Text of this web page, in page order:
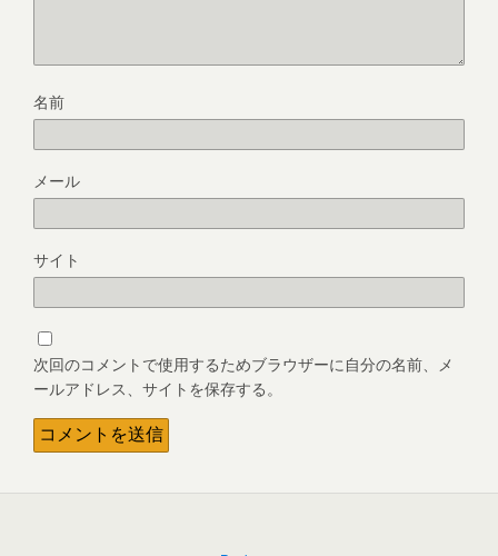
名前
メール
サイト
次回のコメントで使用するためブラウザーに自分の名前、メ
ールアドレス、サイトを保存する。